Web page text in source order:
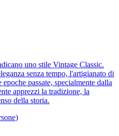
uno stile Vintage Classic.
senza tempo, l'artigianato di
passate, specialmente dalla
apprezzi la tradizione, la
della storia.
)